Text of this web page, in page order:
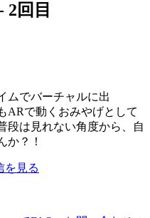
2回目
ムでバーチャルに出
で動くおみやげとして
は見れない角度から、自
か？！
を見る